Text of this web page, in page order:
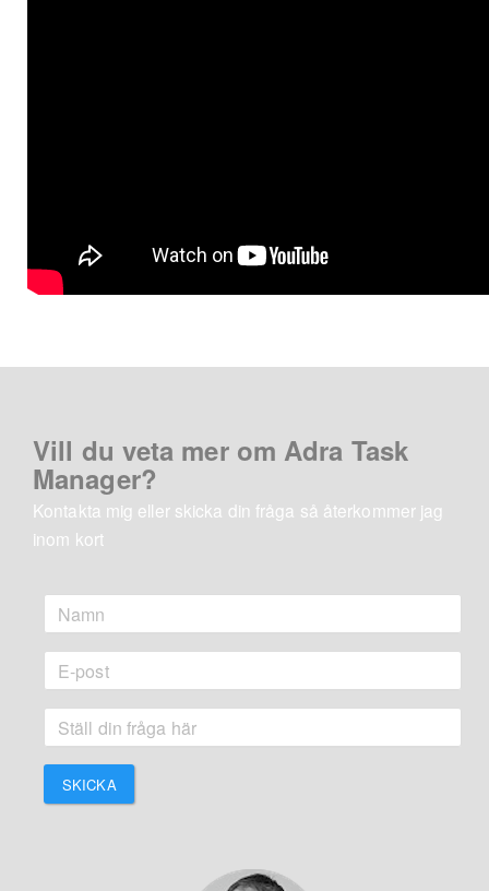
Vill du veta mer om Adra Task
Manager?
Kontakta mig eller skicka din fråga så återkommer jag
inom kort
SKICKA